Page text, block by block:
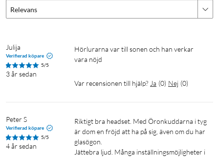
Headset för gaming
Relevans
Julija
Verifierad köpare
5/5
3 år sedan
Hörlurarna var till sonen och han verkar
vara nöjd
Var recensionen till hjälp? Ja (0) Nej (0)
Peter S
Verifierad köpare
5/5
4 år sedan
Riktigt bra headset. Med Öronkuddarna i tyg
är dom en fröjd att ha på sig, även om du har
glasögon.
Jättebra ljud. Många inställningsmöjligheter i